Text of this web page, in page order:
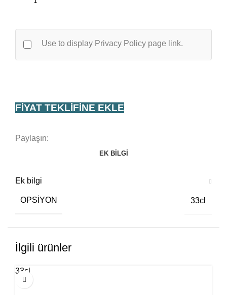
Use to display Privacy Policy page link.
FIYAT TEKLIFINE EKLE
Paylaşın:
EK BILGI
Ek bilgi
OPSIYON 33cl
İlgili ürünler
33cl